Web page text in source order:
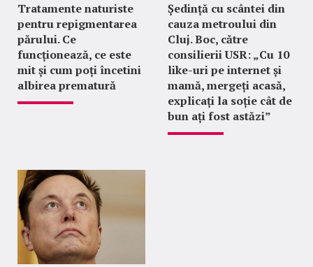
Tratamente naturiste
pentru repigmentarea
părului. Ce
funcționează, ce este
mit și cum poți încetini
albirea prematură
Ședință cu scântei din
cauza metroului din
Cluj. Boc, către
consilierii USR: „Cu 10
like-uri pe internet și
mamă, mergeți acasă,
explicați la soție cât de
bun ați fost astăzi”